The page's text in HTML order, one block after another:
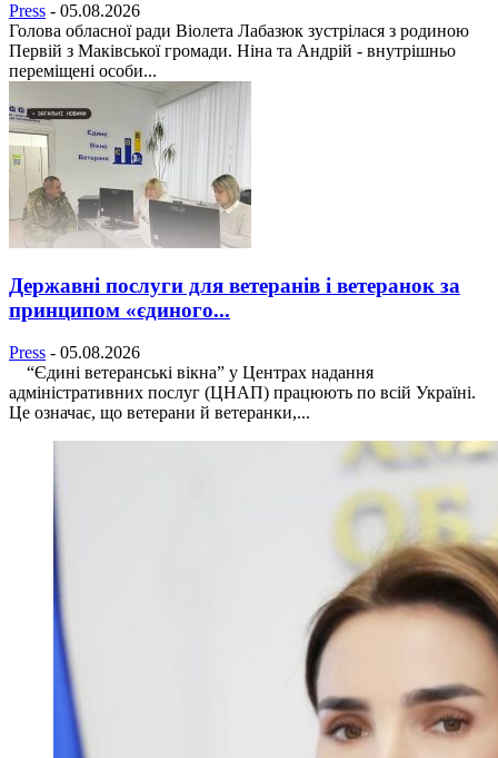
Press - 05.08.2026
Голова обласної ради Віолета Лабазюк зустрілася з родиною
Первій з Маківської громади. Ніна та Андрій - внутрішньо
переміщені особи...
Державні послуги для ветеранів і ветеранок за
принципом «єдиного...
Press - 05.08.2026
“Єдині ветеранські вікна” у Центрах надання
адміністративних послуг (ЦНАП) працюють по всій Україні.
Це означає, що ветерани й ветеранки,...